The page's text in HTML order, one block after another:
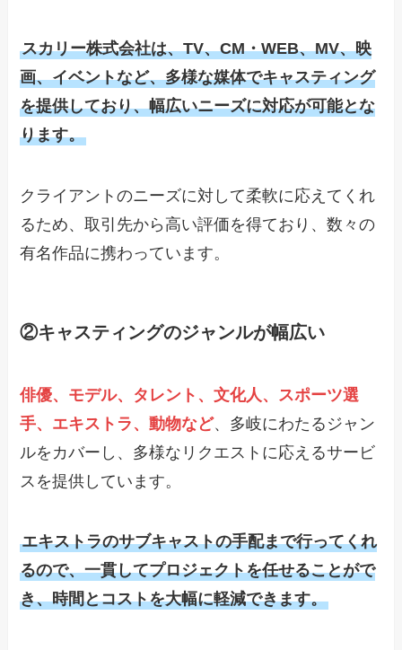
スカリー株式会社は、TV、CM・WEB、MV、映
画、イベントなど、多様な媒体でキャスティング
を提供しており、幅広いニーズに対応が可能とな
ります。
クライアントのニーズに対して柔軟に応えてくれ
るため、取引先から高い評価を得ており、数々の
有名作品に携わっています。
②キャスティングのジャンルが幅広い
俳優、モデル、タレント、文化人、スポーツ選
手、エキストラ、動物など、多岐にわたるジャン
ルをカバーし、多様なリクエストに応えるサービ
スを提供しています。
エキストラのサブキャストの手配まで行ってくれ
るので、一貫してプロジェクトを任せることがで
き、時間とコストを大幅に軽減できます。